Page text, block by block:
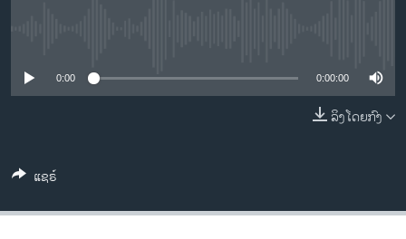
ຊີວິດຊາວລາວ
ທຸລະກິດ
ພາສາອັງກິດ
0:00 0:00:00
ລິງໂດຍກົງ
ແຊຣ໌